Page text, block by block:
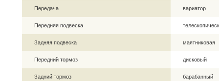
Передача вариатор
Передняя подвеска
Задняя подвеска маятниковая
Передний тормоз дисковый
Задний тормоз барабанный